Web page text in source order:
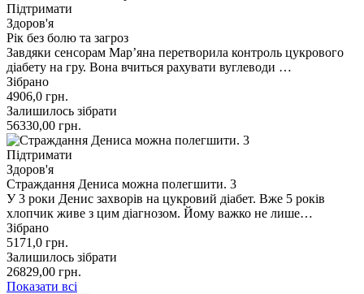
Підтримати
Здоров'я
Рік без болю та загроз
Завдяки сенсорам Марʼяна перетворила контроль цукрового
діабету на гру. Вона вчиться рахувати вуглеводи …
Зібрано
4906,0 грн.
Залишилось зібрати
56330,00 грн.
Підтримати
Здоров'я
Страждання Дениса можна полегшити. 3
У 3 роки Денис захворів на цукровий діабет. Вже 5 років
хлопчик живе з цим діагнозом. Йому важко не лише…
Зібрано
5171,0 грн.
Залишилось зібрати
26829,00 грн.
Показати всі